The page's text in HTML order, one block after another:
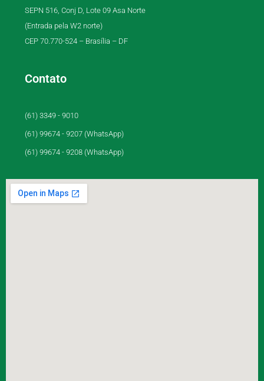
SEPN 516, Conj D, Lote 09 Asa Norte
(Entrada pela W2 norte)
CEP 70.770-524 – Brasília – DF
Contato
(61) 3349 - 9010
(61) 99674 - 9207 (WhatsApp)
(61) 99674 - 9208 (WhatsApp)